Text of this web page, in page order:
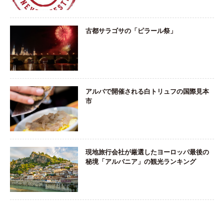
古都サラゴサの「ピラール祭」
アルバで開催される白トリュフの国際見本
市
現地旅行会社が厳選したヨーロッパ最後の
秘境「アルバニア」の観光ランキング